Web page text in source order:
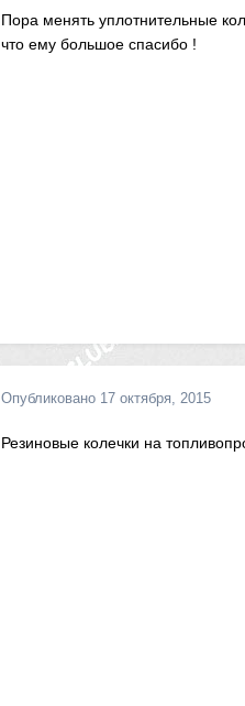
Пора менять уплотнительные
что ему большое спасибо !
Опубликовано 17 октября, 2015
Резиновые колечки на